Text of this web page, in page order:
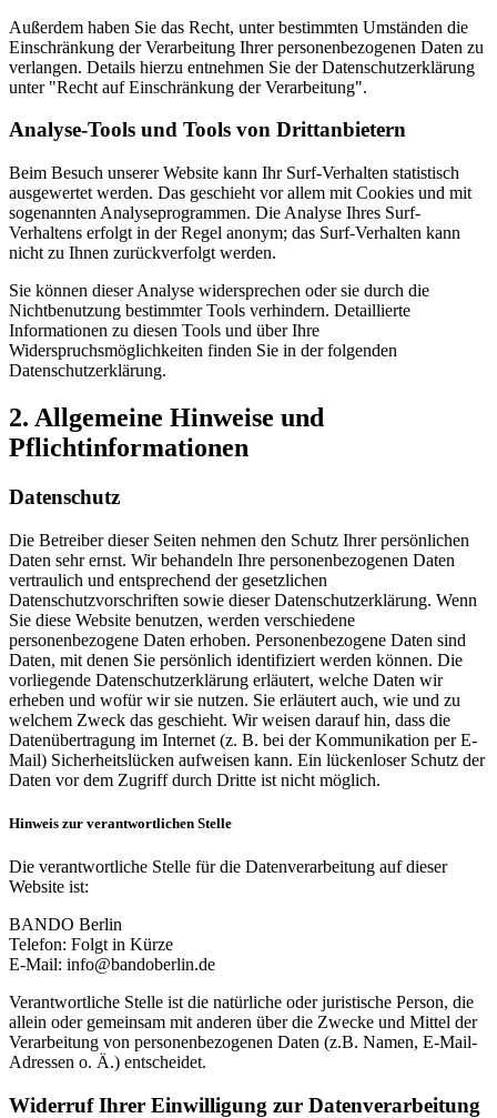
Außerdem haben Sie das Recht, unter bestimmten Umständen die
Einschränkung der Verarbeitung Ihrer personenbezogenen Daten zu
verlangen. Details hierzu entnehmen Sie der Datenschutzerklärung
unter "Recht auf Einschränkung der Verarbeitung".
Analyse-Tools und Tools von Drittanbietern
Beim Besuch unserer Website kann Ihr Surf-Verhalten statistisch
ausgewertet werden. Das geschieht vor allem mit Cookies und mit
sogenannten Analyseprogrammen. Die Analyse Ihres Surf-
Verhaltens erfolgt in der Regel anonym; das Surf-Verhalten kann
nicht zu Ihnen zurückverfolgt werden.
Sie können dieser Analyse widersprechen oder sie durch die
Nichtbenutzung bestimmter Tools verhindern. Detaillierte
Informationen zu diesen Tools und über Ihre
Widerspruchsmöglichkeiten finden Sie in der folgenden
Datenschutzerklärung.
2. Allgemeine Hinweise und
Pflichtinformationen
Datenschutz
Die Betreiber dieser Seiten nehmen den Schutz Ihrer persönlichen
Daten sehr ernst. Wir behandeln Ihre personenbezogenen Daten
vertraulich und entsprechend der gesetzlichen
Datenschutzvorschriften sowie dieser Datenschutzerklärung. Wenn
Sie diese Website benutzen, werden verschiedene
personenbezogene Daten erhoben. Personenbezogene Daten sind
Daten, mit denen Sie persönlich identifiziert werden können. Die
vorliegende Datenschutzerklärung erläutert, welche Daten wir
erheben und wofür wir sie nutzen. Sie erläutert auch, wie und zu
welchem Zweck das geschieht. Wir weisen darauf hin, dass die
Datenübertragung im Internet (z. B. bei der Kommunikation per E-
Mail) Sicherheitslücken aufweisen kann. Ein lückenloser Schutz der
Daten vor dem Zugriff durch Dritte ist nicht möglich.
Hinweis zur verantwortlichen Stelle
Die verantwortliche Stelle für die Datenverarbeitung auf dieser
Website ist:
BANDO Berlin
Telefon: Folgt in Kürze
E-Mail: info@bandoberlin.de
Verantwortliche Stelle ist die natürliche oder juristische Person, die
allein oder gemeinsam mit anderen über die Zwecke und Mittel der
Verarbeitung von personenbezogenen Daten (z.B. Namen, E-Mail-
Adressen o. Ä.) entscheidet.
Widerruf Ihrer Einwilligung zur Datenverarbeitung